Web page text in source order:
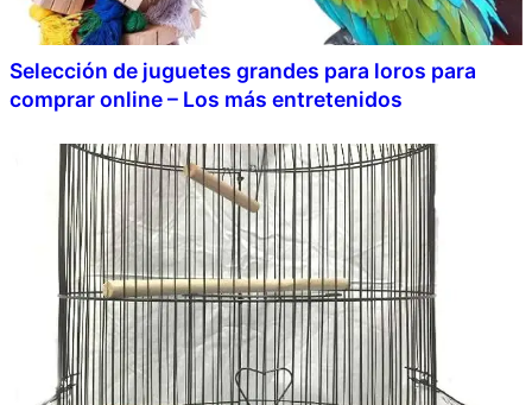
Selección de juguetes grandes para loros para
comprar online – Los más entretenidos